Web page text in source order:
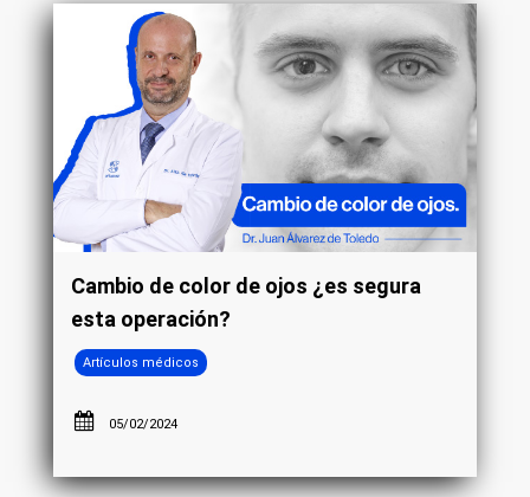
Cambio de color de ojos ¿es segura
esta operación?
Artículos médicos
05/02/2024